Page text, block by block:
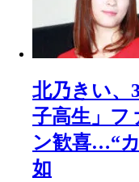
北乃きい、
子高生」フ
ン歓喜…“
如